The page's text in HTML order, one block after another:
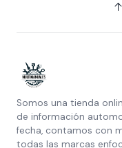
Somos una tienda
de información
fecha, contamos con
todas las marcas